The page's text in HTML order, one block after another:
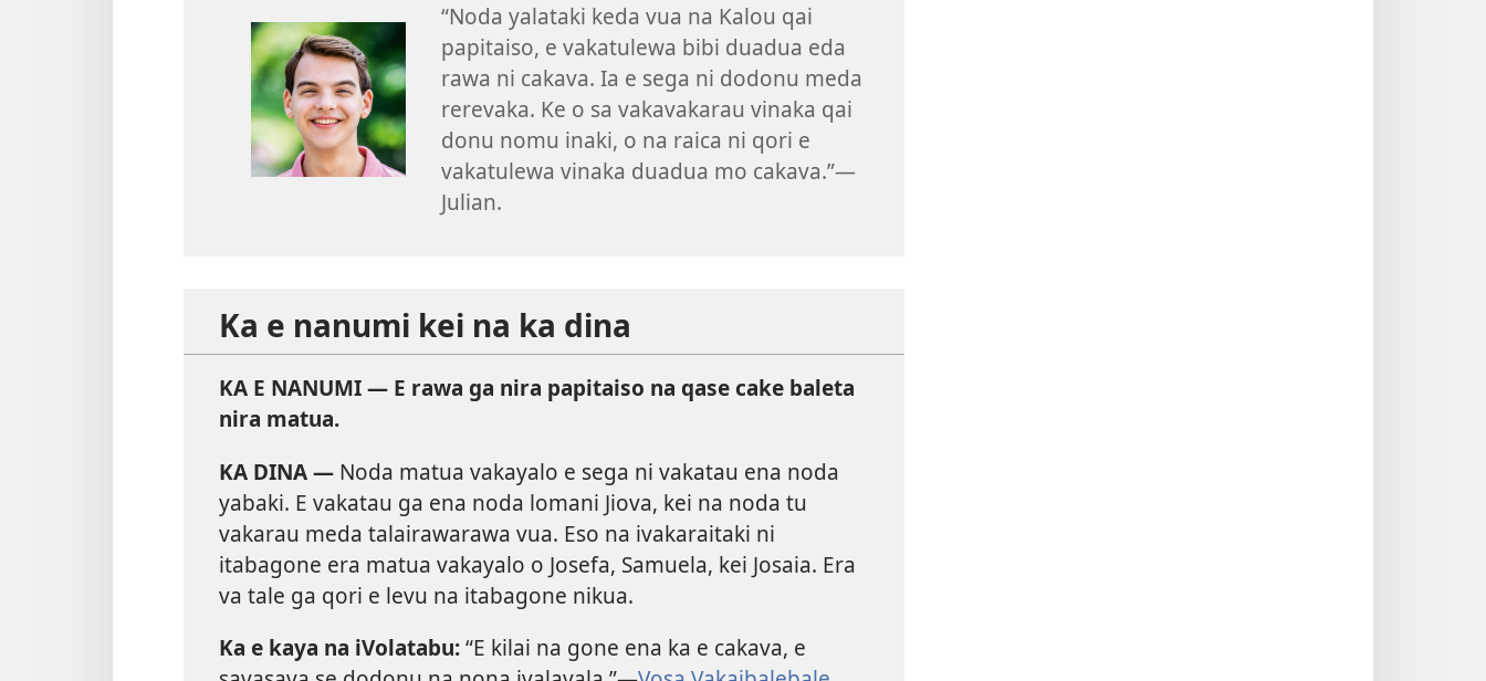
“Noda yalataki keda vua na Kalou qai
papitaiso, e vakatulewa bibi duadua eda
rawa ni cakava. Ia e sega ni dodonu meda
rerevaka. Ke o sa vakavakarau vinaka qai
donu nomu inaki, o na raica ni qori e
vakatulewa vinaka duadua mo cakava.”—
Julian.
Ka e nanumi kei na ka dina
KA E NANUMI — E rawa ga nira papitaiso na qase cake baleta
nira matua.
KA DINA — Noda matua vakayalo e sega ni vakatau ena noda
yabaki. E vakatau ga ena noda lomani Jiova, kei na noda tu
vakarau meda talairawarawa vua. Eso na ivakaraitaki ni
itabagone era matua vakayalo o Josefa, Samuela, kei Josaia. Era
va tale ga qori e levu na itabagone nikua.
Ka e kaya na iVolatabu:“E kilai na gone ena ka e cakava, e